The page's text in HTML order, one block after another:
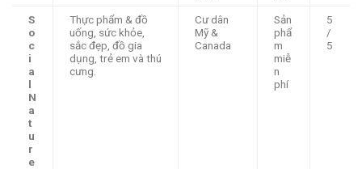
S
o
c
i
a
l
N
a
t
u
r
e
Thực phẩm & đồ
uống, sức khỏe,
sắc đẹp, đồ gia
dụng, trẻ em và thú
cưng.
Cư dân
Mỹ &
Canada
Sản
phẩ
m
miễ
n
phí
5
/
5